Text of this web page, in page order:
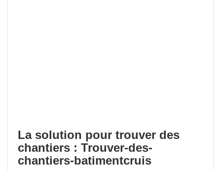
La solution pour trouver des
chantiers : Trouver-des-
chantiers-batimentcruis